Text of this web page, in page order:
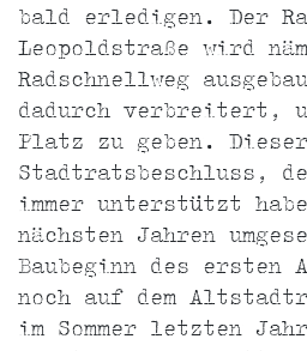
bald erledigen. Der
Leopoldstraße wird
Radschnellweg
dadurch verbreitert,
Platz zu geben. Dieser
Stadtratsbeschluss,
immer unterstützt
nächsten Jahren
Baubeginn des ersten
noch auf dem
im Sommer letzten